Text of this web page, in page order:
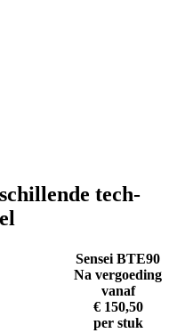
tech-
Sensei BTE90
Na vergoeding
vanaf
€ 150,50
per stuk